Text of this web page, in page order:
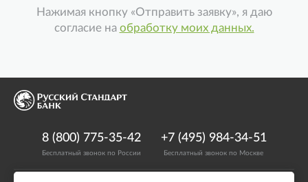
Нажимая кнопку «Отправить заявку», я даю
согласие на обработку моих данных.
8 (800) 775-35-42
Бесплатный звонок по России
+7 (495) 984-34-51
Бесплатный звонок по Москве